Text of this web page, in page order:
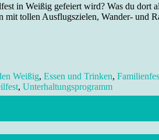
in Weißig gefeiert wird? Was du
mit tollen Ausflugszielen, Wander-
Weißig, Essen und Trinken,
, Unterhaltungsprogramm